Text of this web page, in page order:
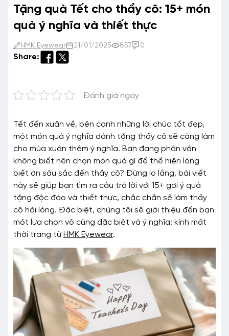
Tặng quà Tết cho thầy cô: 15+ món
quà ý nghĩa và thiết thực
HMK Eyewear 21/01/2025 857 0
Share:
Đánh giá ngay
Tết đến xuân về, bên cạnh những lời chúc tốt đẹp,
một món quà ý nghĩa dành tặng thầy cô sẽ càng làm
cho mùa xuân thêm ý nghĩa. Bạn đang phân vân
không biết nên chọn món quà gì để thể hiện lòng
biết ơn sâu sắc đến thầy cô? Đừng lo lắng, bài viết
này sẽ giúp bạn tìm ra câu trả lời với 15+ gợi ý quà
tặng độc đáo và thiết thực, chắc chắn sẽ làm thầy
cô hài lòng. Đặc biệt, chúng tôi sẽ giới thiệu đến bạn
một lựa chọn vô cùng đặc biệt và ý nghĩa: kính mắt
thời trang từ HMK Eyewear.